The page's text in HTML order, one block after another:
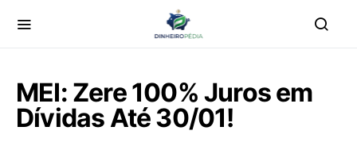
MEI: Zere 100% Juros em
Dívidas Até 30/01!